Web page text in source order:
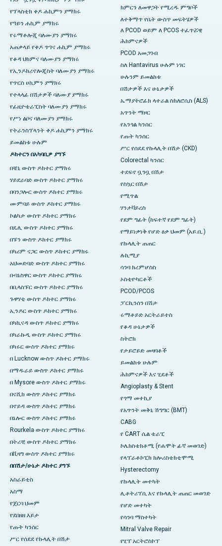
የፕላስቲክ ቀዶ ሐኪምን ያማክሩ
የዓይን ሐኪም ያማክሩ
የሩማቶሎጂ ባለሙያን ያማክሩ
አጠቃላይ የቀዶ ጥገና ሐኪም ያማክሩ
የቆዳ ህክምና ባለሙያን ያማክሩ
የኢንዶክሪኖሎጂስት ባለሙያን ያማክሩ
የጥርስ ሀኪምን ያማክሩ
የተላላፊ በሽታዎች ባለሙያ ያማክሩ
የፊዚዮቴራፒስት ባለሙያን ያማክሩ
የሥነ ልቦና ባለሙያን ያማክሩ
የትራንስፕላንት ቀዶ ሐኪምን ያማክሩ
ይመልከቱ ሁሉም
ዶክተርን በአካባቢዎ ያግኙ
በቼኒ ውስጥ ዶክተር ያማክሩ
ሃይደራባድ ውስጥ ዶክተር ያማክሩ
በባንጋሎር ውስጥ ዶክተር ያማክሩ
ሙምባይ ውስጥ ዶክተር ያማክሩ
ኮልካታ ውስጥ ዶክተር ያማክሩ
በዴሊ ውስጥ ዶክተር ያማክሩ
በፑን ውስጥ ዶክተር ያማክሩ
በካሪም ናጋር ውስጥ ዶክተር ያማክሩ
አህመድባድ ውስጥ ዶክተር ያማክሩ
ቡባኔስዋር ውስጥ ዶክተር ያማክሩ
በቢላስፑር ውስጥ ዶክተር ያማክሩ
ጉዋሃቲ ውስጥ ዶክተር ያማክሩ
ኢንዶር ውስጥ ዶክተር ያማክሩ
በካኪናዳ ውስጥ ዶክተር ያማክሩ
በካራኩዲ ውስጥ ዶክተር ያማክሩ
በካሩር ውስጥ ዶክተር ያማክሩ
በ Lucknow ውስጥ ዶክተር ያማክሩ
በማዱራይ ውስጥ ዶክተር ያማክሩ
በ Mysore ውስጥ ዶክተር ያማክሩ
በናሺክ ውስጥ ዶክተር ያማክሩ
በኖይዳ ውስጥ ዶክተር ያማክሩ
በኔሎር ውስጥ ዶክተር ያማክሩ
Rourkela ውስጥ ዶክተር ያማክሩ
በትሪቺ ውስጥ ዶክተር ያማክሩ
በቪዛግ ውስጥ ዶክተር ያማክሩ
በበሽታ/ሁኔታ ዶክተር ያግኙ
አስራይቲስ
አስማ
የጀርባ ህመም
የደበዘዘ እይታ
የጡት ካንሰር
ሥር የሰደደ የኩላሊት በሽታ
ክምርን ለመዋጋት የሚረዱ ምግቦች
ለተቅማጥ የቤት ውስጥ መፍትሄዎች
ለ PCOD ወይም ለ PCOS ተፈጥሯዊ
ሕክምናዎች
PCOD አመጋገብ
ስለ Hantavirus ሁሉም ነገር
ሁሉንም ይመልከቱ
በሽታዎች እና ሁኔታዎች
ኤማያትሮፊክ ላተራል ስክለሮሲስ (ALS)
አጥንት ማዞር
የአንጎል ካንሰር
የጡት ካንሰር
ሥር የሰደደ የኩላሊት በሽታ (CKD)
Colorectal ካንሰር
ተደፍኖ ቧንቧ በሽታ
የስኳር በሽታ
የሚጥል
ሃንታቫይረስ
የደም ግፊት (ከፍተኛ የደም ግፊት)
የማይነቃነቅ የሆድ ዕቃ ህመም (አይ.ቢ.)
የኩላሊት ጠጠር
ሉኪሚያ
ሳንባ ክረምሆስስ
ኦስቲዮካርቶች
PCOD/PCOS
ፓርኪንሰን በሽታ
ሩማቶይድ አርትራይተስ
የቆዳ ሁኔታዎች
ስትሮክ
የታይሮይድ መዛባቶች
ይመልከቱ ሁሉም
ሕክምናዎች እና ሂደቶች
Angioplasty & Stent
የጎማ መተኪያ
የአጥንት መቅኒ ሽግግር (BMT)
CABG
የ CART ሴል ቴራፒ
ኮሌክስቴክቶሚ (የሐሞት ፊኛ መወገድ)
የላፕራቶኮፒክ ክሎሪስቴክቲሞሚ
Hysterectomy
የኩላሊት መተካት
ሊቶትሪፕሲ እና የኩላሊት ጠጠር መወገድ
የሆድ መተካት
የሳንባ ማስተካት
Mitral Valve Repair
የሂፕ አርትሮስኮፕ